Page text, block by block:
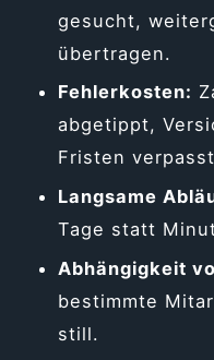
gesucht,
übertragen.
Fehlerkosten:
abgetippt,
Fristen
Langsame
Tage statt
Abhängigkeit
bestimmte
still.